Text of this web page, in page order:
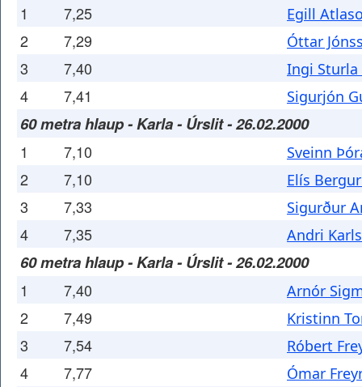
1 7,25 Egill
2 7,29 Óttar
3 7,40 Ingi
4 7,41 Sigurjón
60 metra hlaup - Karla - Úrslit - 26.02.2000
1 7,10 Sveinn
2 7,10 Elís
3 7,33 Sigurður
4 7,35 Andri
60 metra hlaup - Karla - Úrslit - 26.02.2000
1 7,40 Arnór
2 7,49 Kristinn
3 7,54 Róbert
4 7,77 Ómar